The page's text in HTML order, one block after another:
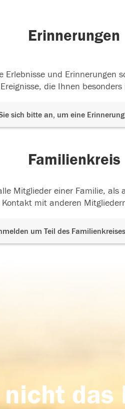
Erinnerungen
Erlebnisse und Erinnerungen
die Ihnen
sich bitte an, um eine
Familienkreis
Mitglieder einer Familie,
mit anderen
um Teil des
nicht